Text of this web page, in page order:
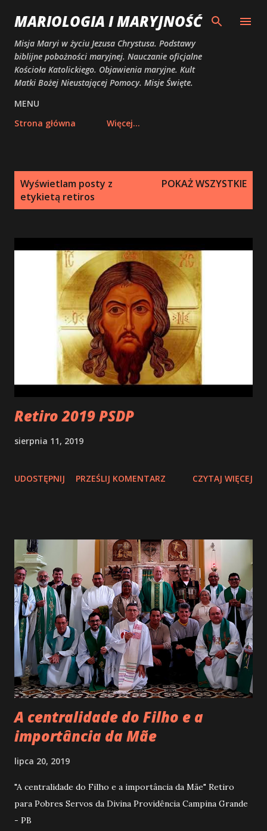
Przejdź do głównej zawartości
MARIOLOGIA I MARYJNOŚĆ
Misja Maryi w życiu Jezusa Chrystusa. Podstawy
biblijne pobożności maryjnej. Nauczanie oficjalne
Kościoła Katolickiego. Objawienia maryjne. Kult
Matki Bożej Nieustającej Pomocy. Misje Święte.
MENU
Strona główna
Więcej…
Wyświetlam posty z
etykietą retiros
POKAŻ WSZYSTKIE
Retiro 2019 PSDP
sierpnia 11, 2019
UDOSTĘPNIJ PRZEŚLIJ KOMENTARZ CZYTAJ WIĘCEJ
A centralidade do Filho e a
importância da Mãe
lipca 20, 2019
"A centralidade do Filho e a importância da Mãe" Retiro
para Pobres Servos da Divina Providência Campina Grande
- PB